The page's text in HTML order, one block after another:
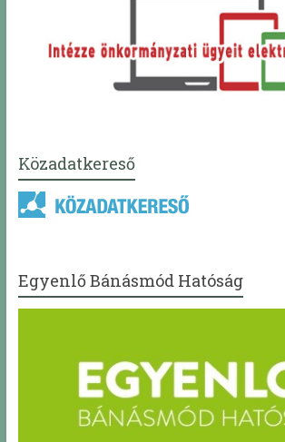
Közadatkereső
Egyenlő Bánásmód Hatóság